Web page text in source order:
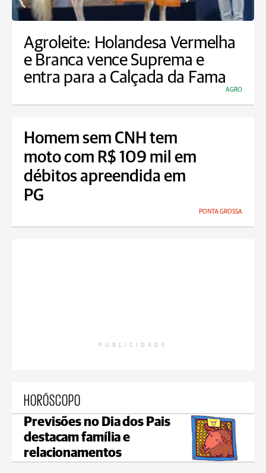
Agroleite: Holandesa Vermelha
e Branca vence Suprema e
entra para a Calçada da Fama
AGRO
Homem sem CNH tem
moto com R$ 109 mil em
débitos apreendida em
PG
PONTA GROSSA
PUBLICIDADE
HORÓSCOPO
Previsões no Dia dos Pais
destacam família e
relacionamentos